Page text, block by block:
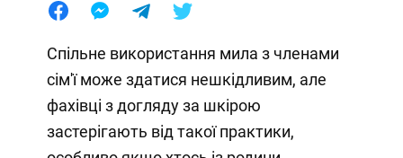
Спільне використання мила з членами
сім'ї може здатися нешкідливим, але
фахівці з догляду за шкірою
застерігають від такої практики,